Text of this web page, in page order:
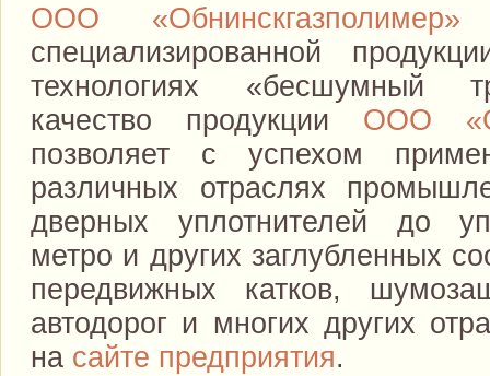
ООО «Обнинскгазполимер»
специализированной
технологиях «бесшумный
качество продукции ООО
позволяет с успехом
различных отраслях
дверных уплотнителей до
метро и других заглубленных
передвижных катков,
автодорог и многих других
на сайте предприятия.